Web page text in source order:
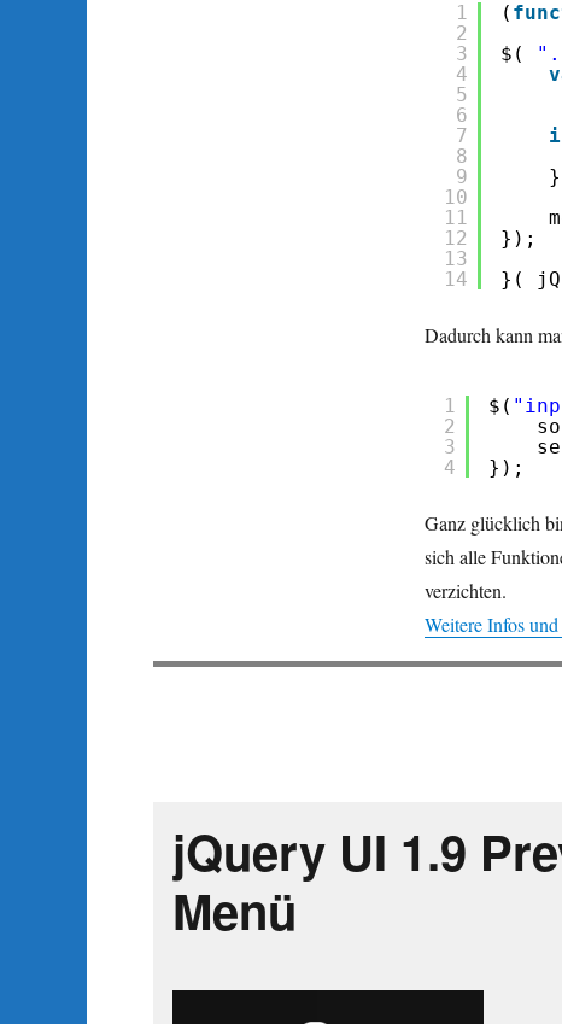
1
2
3
4
5
6
7
8
9
10
11
12
13
14
(
$(
}
});
}(
Dadurch kann
1
2
3
4
$(
});
Ganz glücklich
sich alle
verzichten.
Weitere Infos
jQuery UI 1.9
Menü